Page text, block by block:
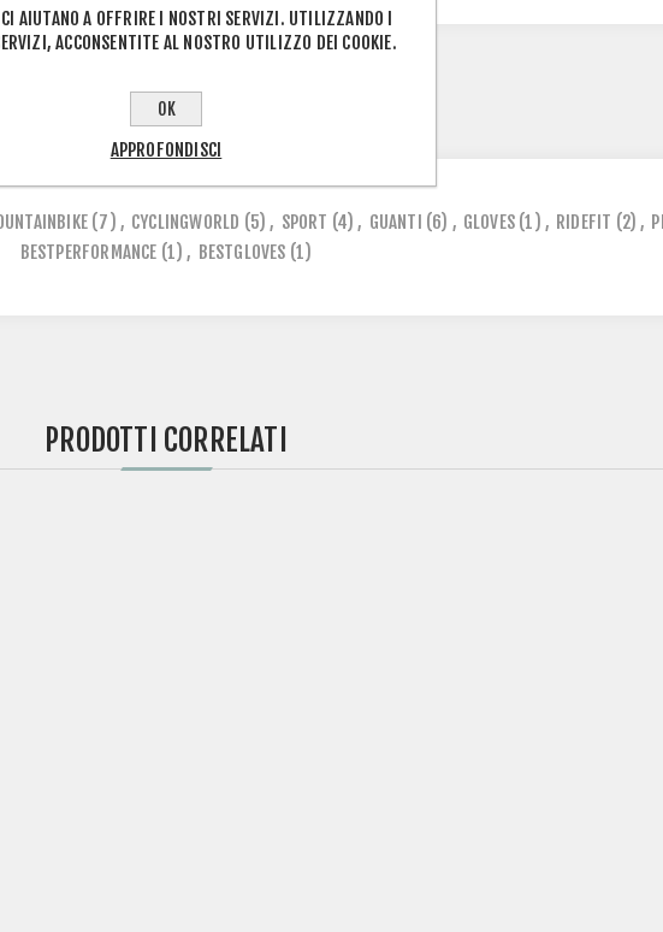
ETICHETTA DEL PRODOTTO
(7) , CYCLINGWORLD (5) , SPORT (4) , GUANTI (6) , GLOVES (1) , RIDEFIT (2) ,
BESTPERFORMANCE (1) , BESTGLOVES (1)
PRODOTTI CORRELATI
CI AIUTANO A OFFRIRE I NOSTRI SERVIZI. UTILIZZANDO I
ACCONSENTITE AL NOSTRO UTILIZZO DEI COOKIE.
OK
APPROFONDISCI